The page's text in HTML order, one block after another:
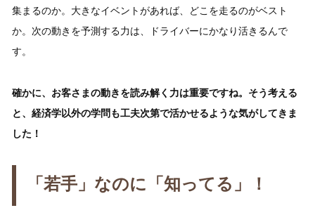
集まるのか。大きなイベントがあれば、どこを走るのがベスト
か。次の動きを予測する力は、ドライバーにかなり活きるんで
す。
確かに、お客さまの動きを読み解く力は重要ですね。そう考える
と、経済学以外の学問も工夫次第で活かせるような気がしてきま
した！
「若手」なのに「知ってる」！